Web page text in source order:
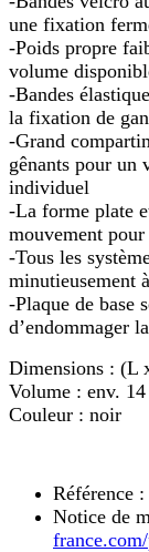
une fixation
-Poids propre
volume
-Bandes
la fixation de
-Grand
gênants pour un
individuel
-La forme plate
mouvement
-Tous les
minutieusement
-Plaque de base
d’endommager
Dimensions : (L
Volume : env.
Couleur : noir
Référence
Notice de